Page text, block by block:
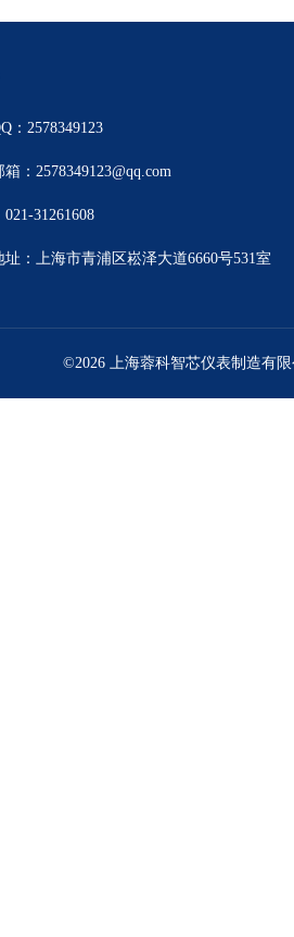
：2578349123
：2578349123@qq.com
31261608
址：上海市青浦区崧泽大道6660号531室
©2026 上海蓉科智芯仪表制造有